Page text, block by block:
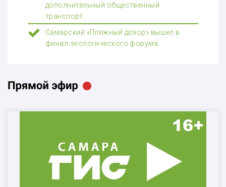
дополнительный общественный
транспорт
Самарский «Пляжный дозор» вышел в
финал экологического форума